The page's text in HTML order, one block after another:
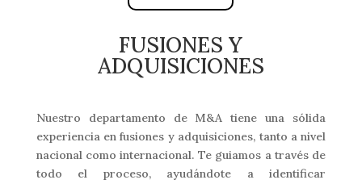
FUSIONES Y
ADQUISICIONES
Nuestro departamento de M&A tiene una sólida
experiencia en fusiones y adquisiciones, tanto a nivel
nacional como internacional. Te guiamos a través de
todo el proceso, ayudándote a identificar